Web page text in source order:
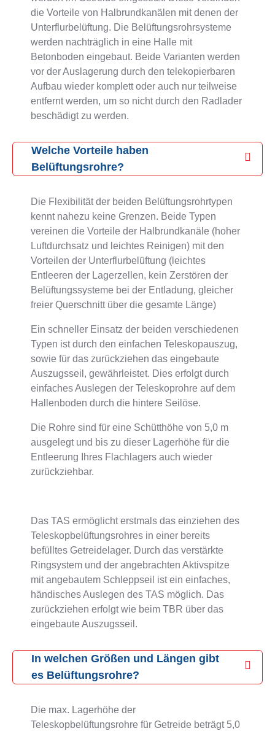
die Vorteile von Halbrundkanälen mit denen der
Unterflurbelüftung. Die Belüftungsrohrsysteme
werden nachträglich in eine Halle mit
Betonboden eingebaut. Beide Varianten werden
vor der Auslagerung durch den telekopierbaren
Aufbau wieder komplett oder auch nur teilweise
entfernt werden, um so nicht durch den Radlader
beschädigt zu werden.
Welche Vorteile haben
Belüftungsrohre?
Die Flexibilität der beiden Belüftungsrohrtypen
kennt nahezu keine Grenzen. Beide Typen
vereinen die Vorteile der Halbrundkanäle (hoher
Luftdurchsatz und leichtes Reinigen) mit den
Vorteilen der Unterflurbelüftung (leichtes
Entleeren der Lagerzellen, kein Zerstören der
Belüftungssysteme bei der Entladung, gleicher
freier Querschnitt über die gesamte Länge)
Ein schneller Einsatz der beiden verschiedenen
Typen ist durch den einfachen Teleskopauszug,
sowie für das zurückziehen das eingebaute
Auszugsseil, gewährleistet. Dies erfolgt durch
einfaches Auslegen der Teleskoprohre auf dem
Hallenboden durch die hintere Seilöse.
Die Rohre sind für eine Schütthöhe von 5,0 m
ausgelegt und bis zu dieser Lagerhöhe für die
Entleerung Ihres Flachlagers auch wieder
zurückziehbar.
Das TAS ermöglicht erstmals das einziehen des
Teleskopbelüftungsrohres in einer bereits
befülltes Getreidelager. Durch das verstärkte
Ringsystem und der angebrachten Aktivspitze
mit angebautem Schleppseil ist ein einfaches,
händisches Auslegen des TAS möglich. Das
zurückziehen erfolgt wie beim TBR über das
eingebaute Auszugsseil.
In welchen Größen und Längen gibt
es Belüftungsrohre?
Die max. Lagerhöhe der
Teleskopbelüftungsrohre für Getreide beträgt 5,0